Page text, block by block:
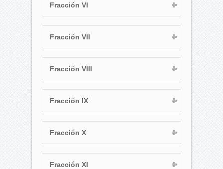
Fracción VI
Fracción VII
Fracción VIII
Fracción IX
Fracción X
Fracción XI